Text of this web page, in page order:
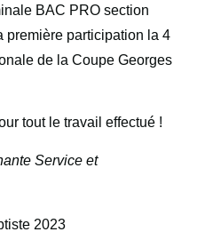
BAC PRO section
première participation la 4
de la Coupe Georges
tout le travail effectué !
Service et